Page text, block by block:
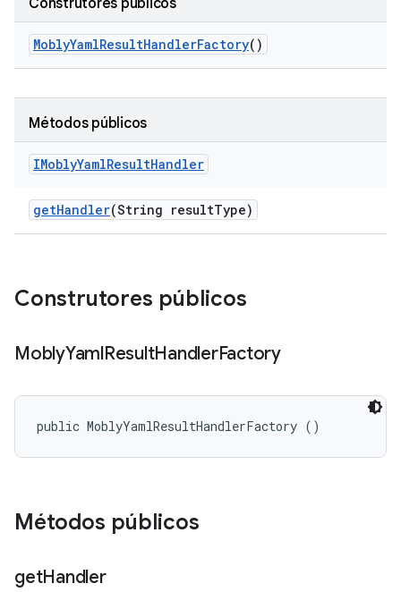
Construtores públicos
MoblyYamlResultHandlerFactory()
Métodos públicos
IMoblyYamlResultHandler
getHandler(String resultType)
Construtores públicos
MoblyYamlResultHandlerFactory
public MoblyYamlResultHandlerFactory ()
Métodos públicos
getHandler